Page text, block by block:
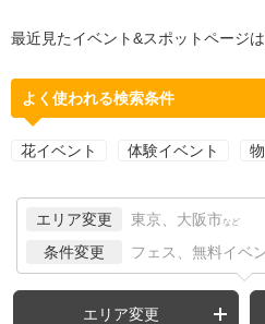
最近見たイベント&スポットページは
よく使われる検索条件
花イベント 体験イベント
エリア変更 東京、大阪市 など
条件変更 フェス、無料イベ
エリア変更